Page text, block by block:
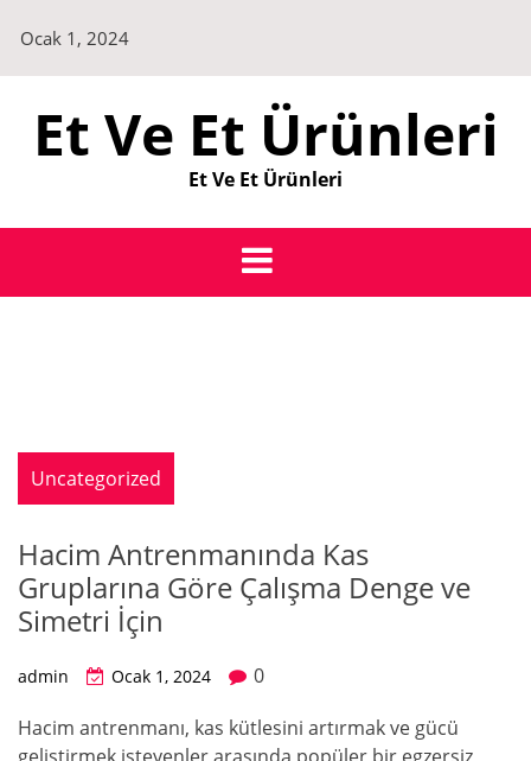
content
Ocak 1, 2024
Et Ve Et Ürünleri
Et Ve Et Ürünleri
Uncategorized
Hacim Antrenmanında Kas
Gruplarına Göre Çalışma Denge ve
Simetri İçin
admin Ocak 1, 2024
0
Hacim antrenmanı, kas kütlesini artırmak ve gücü